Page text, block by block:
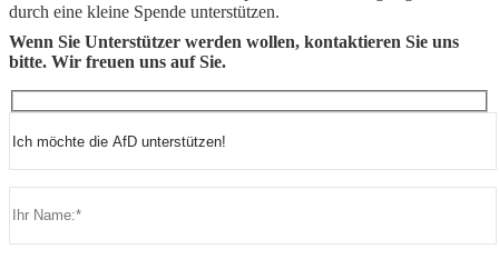
durch eine kleine Spende unterstützen.
Wenn Sie Unterstützer werden wollen, kontaktieren Sie uns
bitte. Wir freuen uns auf Sie.